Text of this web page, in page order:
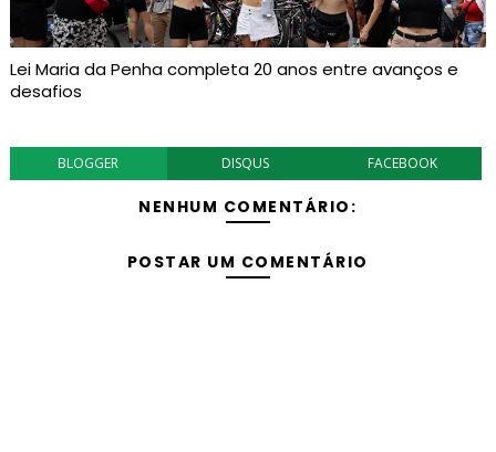
Lei Maria da Penha completa 20 anos entre avanços e
desafios
BLOGGER DISQUS FACEBOOK
NENHUM COMENTÁRIO:
POSTAR UM COMENTÁRIO